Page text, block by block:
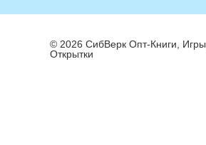
© 2026 СибВерк Опт-Книги, Игры,
Открытки